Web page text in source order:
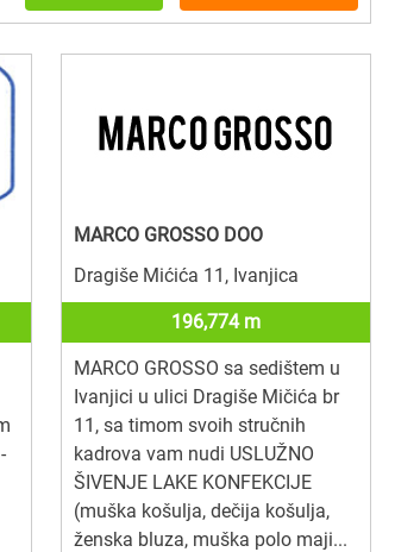
MARCO GROSSO DOO
Dragiše Mićića 11, Ivanjica
196,774 m
MARCO GROSSO sa sedištem u
Ivanjici u ulici Dragiše Mičića br
11, sa timom svoih stručnih
kadrova vam nudi USLUŽNO
ŠIVENJE LAKE KONFEKCIJE
(muška košulja, dečija košulja,
ženska bluza, muška polo maji...